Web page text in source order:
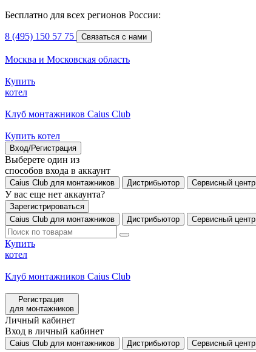
Бесплатно для всех регионов России:
8 (495) 150 57 75 Связаться с нами
Москва и Московская область
Купить
котел
Клуб монтажников Caius Club
Купить котел
Вход/Регистрация
Выберете один из
способов входа в аккаунт
Caius Club для монтажников Дистрибьютор Сервисный центр
У вас еще нет аккаунта?
Зарегистрироваться
Caius Club для монтажников
Дистрибьютор Сервисный центр
Купить
котел
Клуб монтажников Caius Club
Регистрация
для монтажников
Личный кабинет
Вход в личный кабинет
Caius Club для монтажников Дистрибьютор Сервисный центр